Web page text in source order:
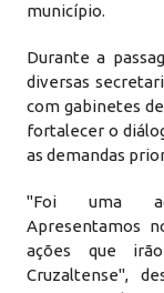
município.
Durante a
diversas
com gabinetes
fortalecer o
as demandas
"Foi uma
Apresentamos
ações que
Cruzaltense",